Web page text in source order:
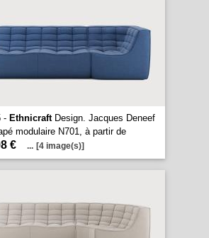
- EthnicraftDesign. Jacques Deneef
modulaire N701, à partir de
€ ... [4 image(s)]